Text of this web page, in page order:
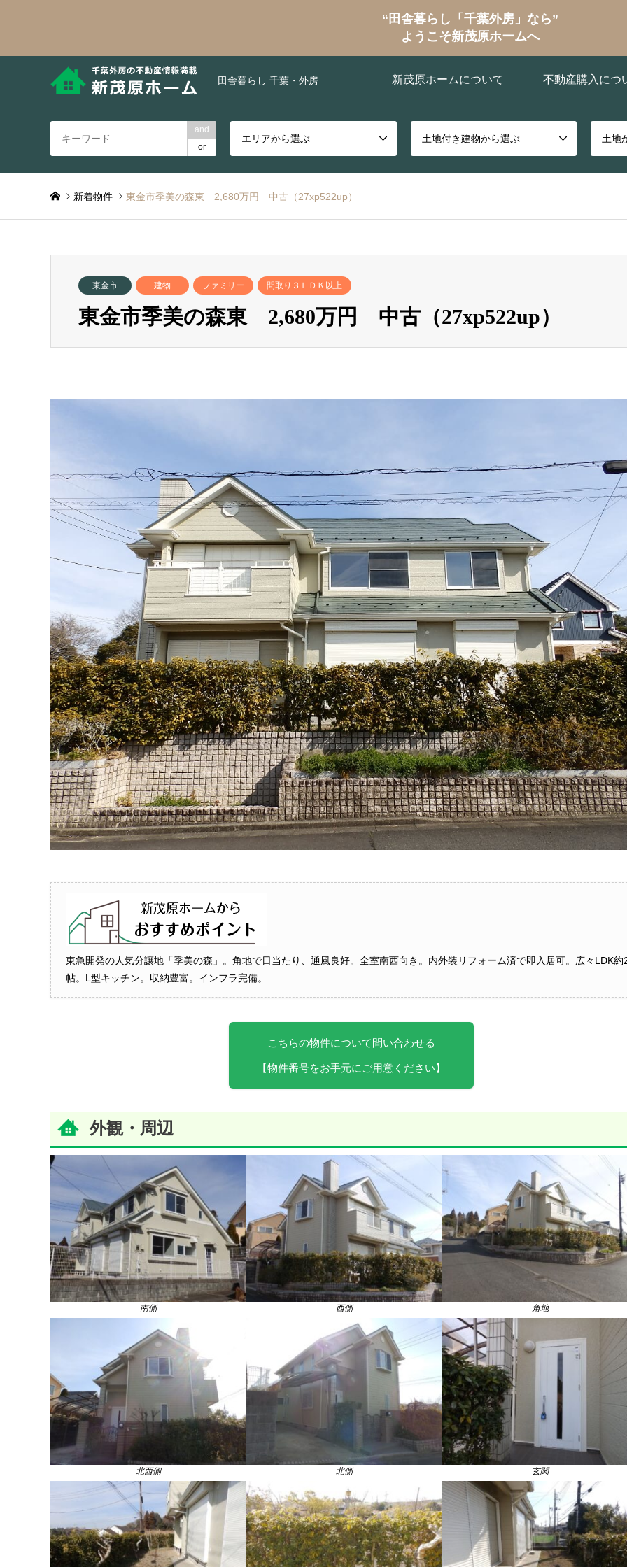
“田舎暮らし「千葉外房」なら”
ようこそ新茂原ホームへ
田舎暮らし 千葉・外房 新茂原ホームについて 不動産購入につ
and
or
エリアから選ぶ 土地付き建物から選ぶ 土地
新着物件 東金市季美の森東 2,680万円 中古（27xp522up）
東金市 建物 ファミリー 間取り３ＬＤＫ以上
東金市季美の森東 2,680万円 中古（27xp522up）
東急開発の人気分譲地「季美の森」。角地で日当たり、通風良好。全室南西向き。内外装リフォーム済で即入居可。広々LDK約
帖。L型キッチン。収納豊富。インフラ完備。
こちらの物件について問い合わせる
【物件番号をお手元にご用意ください】
外観・周辺
南側 西側 角地
北西側 北側 玄関